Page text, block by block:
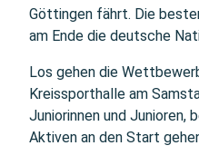
Göttingen fährt. Die
am Ende die deutsche
Los gehen die
Kreissporthalle am
Juniorinnen und Junioren,
Aktiven an den Start